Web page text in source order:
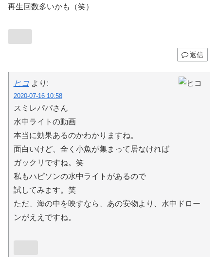
再生回数多いかも（笑）
返信
ヒコ より:
2020-07-16 10:58
スミレパパさん
水中ライトの動画
本当に効果あるのかわかりますね。
面白いけど、全く小魚が集まって居なければ
ガックリですね。笑
私もハピソンの水中ライトがあるので
試してみます。笑
ただ、海の中を映すなら、あの安物より、水中ドロー
ンがええですね。